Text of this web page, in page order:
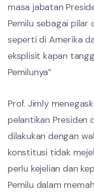
masa jabatan
Pemilu sebagai
seperti di Amerika
eksplisit kapan
Pemilunya”
Prof. Jimly
pelantikan Presiden
dilakukan dengan
konstitusi tidak
perlu kejelian dan
Pemilu dalam